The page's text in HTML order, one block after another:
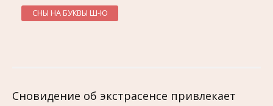
СНЫ НА БУКВЫ Ш-Ю
Сновидение об экстрасенсе привлекает